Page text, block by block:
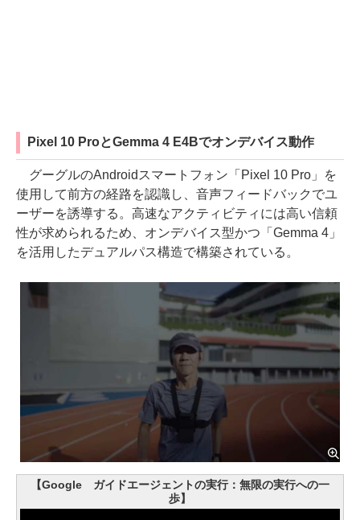
Pixel 10 ProとGemma 4 E4Bでオンデバイス動作
グーグルのAndroidスマートフォン「Pixel 10 Pro」を
使用して前方の経路を認識し、音声フィードバックでユ
ーザーを誘導する。高速なアクティビティには高い信頼
性が求められるため、オンデバイス型かつ「Gemma 4」
を活用したデュアルパス構造で構築されている。
【Google ガイドエージェントの実行：無限の実行への一
歩】